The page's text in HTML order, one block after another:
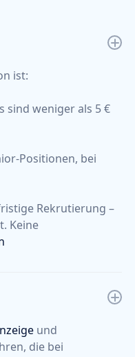
ist:
sind weniger als 5 €
Positionen, bei
Rekrutierung –
Keine
und
die bei